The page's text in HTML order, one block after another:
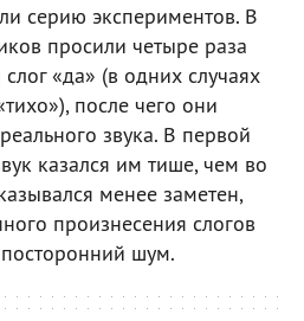
серию экспериментов. В
просили четыре раза
«да» (в одних случаях
после чего они
звука. В первой
казался им тише, чем во
менее заметен,
произнесения слогов
шум.